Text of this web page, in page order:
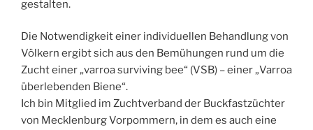
gestalten.
Die Notwendigkeit einer individuellen Behandlung von
Völkern ergibt sich aus den Bemühungen rund um die
Zucht einer „varroa surviving bee“ (VSB) – einer „Varroa
überlebenden Biene“.
Ich bin Mitglied im Zuchtverband der Buckfastzüchter
von Mecklenburg Vorpommern, in dem es auch eine